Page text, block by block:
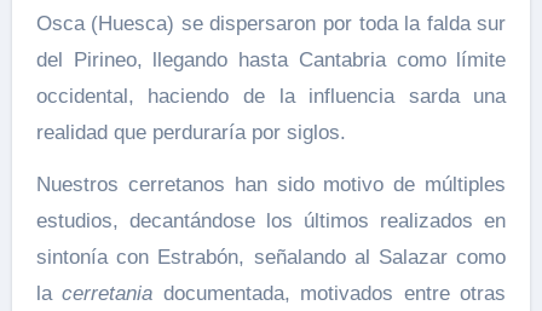
Osca (Huesca) se dispersaron por toda la falda sur
del Pirineo, llegando hasta Cantabria como límite
occidental, haciendo de la influencia sarda una
realidad que perduraría por siglos.
Nuestros cerretanos han sido motivo de múltiples
estudios, decantándose los últimos realizados en
sintonía con Estrabón, señalando al Salazar como
lacerretania documentada, motivados entre otras